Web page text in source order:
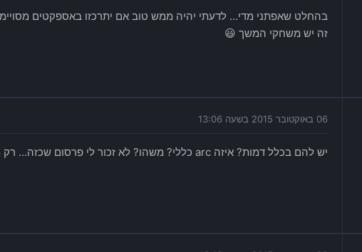
בהחלט שאפתני מדי... לדעתי יהיה ממש טוב אם יתרכזו באספקטים
זה יש משחקי המשך 😃
06 באוקטובר 2015 בשעה 13:06
יש להם בכלל דמות? איזה arc כללי? משהו? לא זכור לי פרסום שכזה... רק מכניקות וטקסטורות ופוליגונים.